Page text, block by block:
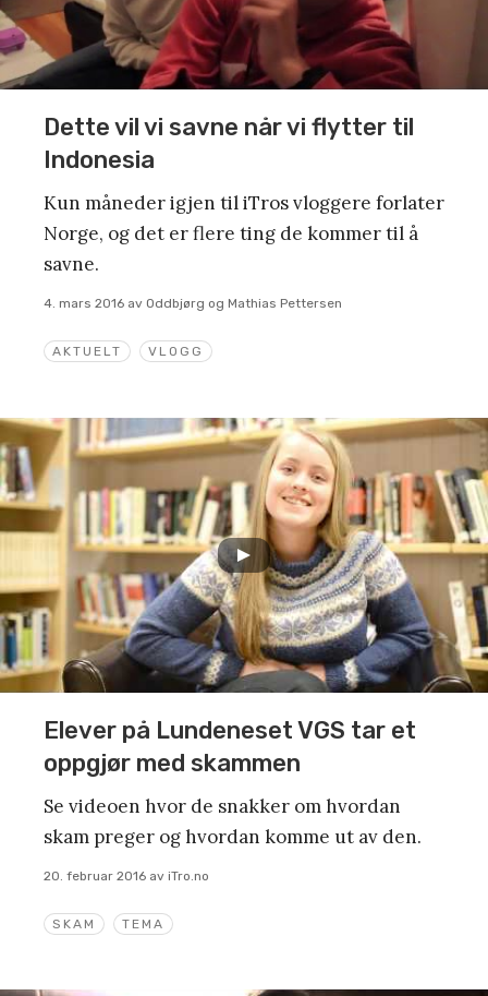
AKTUELT VLOGG
Dette vil vi savne når vi flytter til
Indonesia
Kun måneder igjen til iTros vloggere forlater
Norge, og det er flere ting de kommer til å
savne.
4. mars 2016 av Oddbjørg og Mathias Pettersen
SKAM TEMA
Elever på Lundeneset VGS tar et
oppgjør med skammen
Se videoen hvor de snakker om hvordan
skam preger og hvordan komme ut av den.
20. februar 2016 av iTro.no